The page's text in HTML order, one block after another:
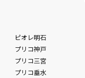
ピオレ明石
プリコ神戸
プリコ三宮
プリコ垂水